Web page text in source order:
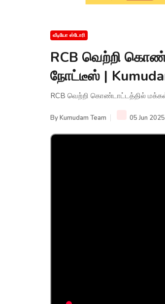
வீடியோ ஸ்டோரி
RCB வெற்றி
நோட்டீஸ் |
RCB வெற்றி கொண்டாட்டத்தில்
ByKumudam Team 05 Jun